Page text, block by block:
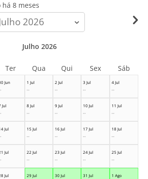
há 8 meses
Jun
1 Jul
--
2 Jul
--
3 Jul
--
4 Jul
--
Jul
8 Jul
--
9 Jul
--
10 Jul
--
11 Jul
--
Jul
15 Jul
--
16 Jul
--
17 Jul
--
18 Jul
--
Jul
22 Jul
--
23 Jul
--
24 Jul
--
25 Jul
--
Jul
29 Jul
30 Jul
31 Jul
1 Ago
Julho 2026
Ter Qua Qui Sex Sáb